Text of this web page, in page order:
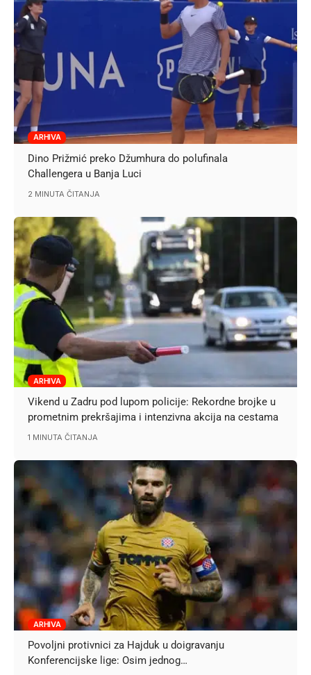
ARHIVA
Dino Prižmić preko Džumhura do polufinala
Challengera u Banja Luci
2 MINUTA ČITANJA
ARHIVA
Vikend u Zadru pod lupom policije: Rekordne brojke u
prometnim prekršajima i intenzivna akcija na cestama
1 MINUTA ČITANJA
ARHIVA
Povoljni protivnici za Hajduk u doigravanju
Konferencijske lige: Osim jednog…